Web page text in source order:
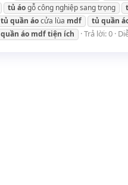
tủ áogỗ công nghiệp sang trọng
tủ quần áocửa lùa mdf tủ quần
quần áo mdftiện ích Trả lời: 0